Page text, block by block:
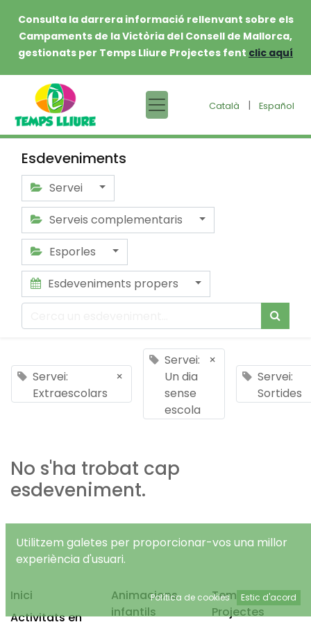
Consulta la darrera informació rellenvant sobre els
Campaments de la Victòria del Consell de Mallorca,
gestionats per Temps Lliure Projectes fent clic aquí
Català | Español
Esdeveniments
Servei
Serveis complementaris
Esporles
Esdeveniments propers
Servei:
Extraescolars
×
Servei:
Un dia
sense
escola
×
Servei:
Sortides
No s'ha trobat cap
esdeveniment.
Inici
Activitats en
Animacions
infantils
Temps Lliure
Projectes
Utilitzem galetes per proporcionar-vos una millor
experiència d'usuari.
Política de cookies Estic d'acord